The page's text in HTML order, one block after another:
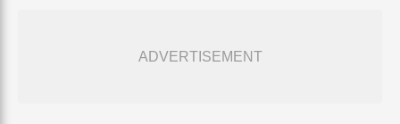
ADVERTISEMENT